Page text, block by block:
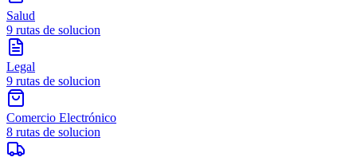
Salud
9 rutas de solucion
Legal
9 rutas de solucion
Comercio Electrónico
8 rutas de solucion